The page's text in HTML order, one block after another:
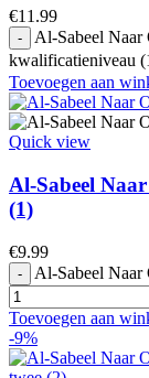
€11.99
Al-Sabeel Naar
kwalificatieniveau
Toevoegen aan
Quick view
Al-Sabeel
(1)
€9.99
Al-Sabeel Naar
Toevoegen aan
-9%